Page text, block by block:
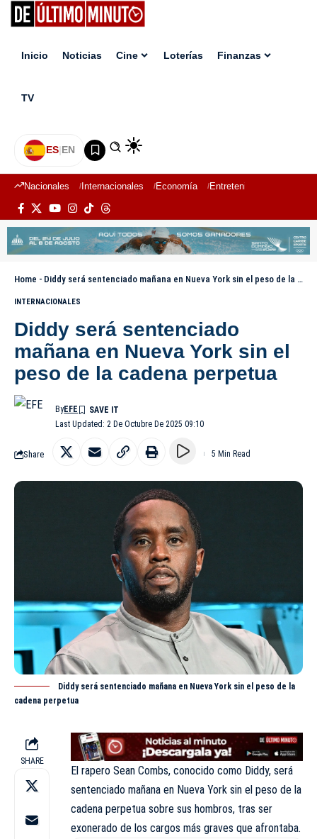
Inicio Noticias Cine Loterías Finanzas
TV
ES|EN
Nacionales Internacionales Economía Entretenimiento
Home - Diddy será sentenciado mañana en Nueva York sin el peso de la cadena perpetua
INTERNACIONALES
Diddy será sentenciado
mañana en Nueva York sin el
peso de la cadena perpetua
Last Updated: 2 De Octubre De 2025 09:10
ByEFE
Share 5 Min Read
Diddy será sentenciado mañana en Nueva York sin el peso de la
cadena perpetua
SHARE
El rapero Sean Combs, conocido como Diddy, será
sentenciado mañana en Nueva York sin el peso de la
cadena perpetua sobre sus hombros, tras ser
exonerado de los cargos más graves que afrontaba.